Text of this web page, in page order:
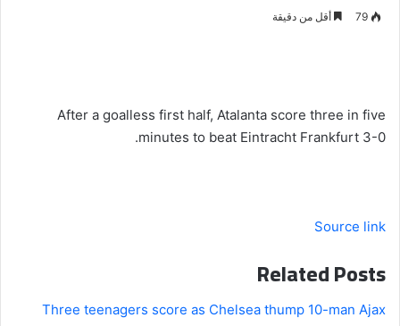
79 أقل من دقيقة
After a goalless first half, Atalanta score three in five
minutes to beat Eintracht Frankfurt 3-0.
Source link
Related Posts
Three teenagers score as Chelsea thump 10-man Ajax